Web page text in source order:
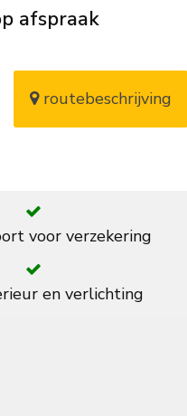
afspraak
routebeschrijving
voor verzekering
en verlichting